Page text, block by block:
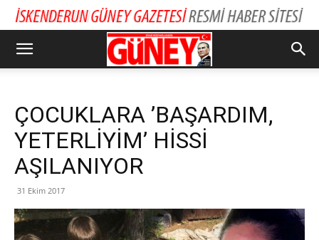
ÇOCUKLARA ’BAŞARDIM,
YETERLİYİM’ HİSSİ
AŞILANIYOR
31 Ekim 2017